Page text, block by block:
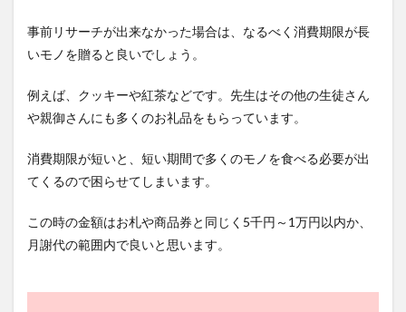
事前リサーチが出来なかった場合は、なるべく消費期限が長
いモノを贈ると良いでしょう。
例えば、クッキーや紅茶などです。先生はその他の生徒さん
や親御さんにも多くのお礼品をもらっています。
消費期限が短いと、短い期間で多くのモノを食べる必要が出
てくるので困らせてしまいます。
この時の金額はお札や商品券と同じく5千円～1万円以内か、
月謝代の範囲内で良いと思います。